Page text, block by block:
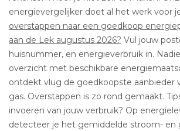
energievergelijker doet al het werk voor
overstappen naar een goedkoop
aan de Lek augustus 2026? Vul jouw
huisnummer, en energieverbruik in.
overzicht met beschikbare
ontdekt vlug de goedkoopste aanbieder
gas. Overstappen is zo rond gemaakt.
invoeren van jouw verbruik? Op
detecteer je het gemiddelde stroom- en